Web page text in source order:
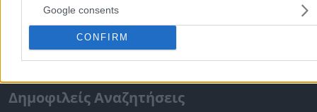
Google consents
CONFIRM
Νομός ΚΕΡΚΥΡΑΣ
Ψητοπωλεία
Δημοφιλείς Αναζητήσεις